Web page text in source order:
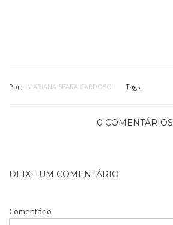
Por: MARIANA SEARA CARDOSO Tags:
0 COMENTÁRIOS
DEIXE UM COMENTÁRIO
Comentário